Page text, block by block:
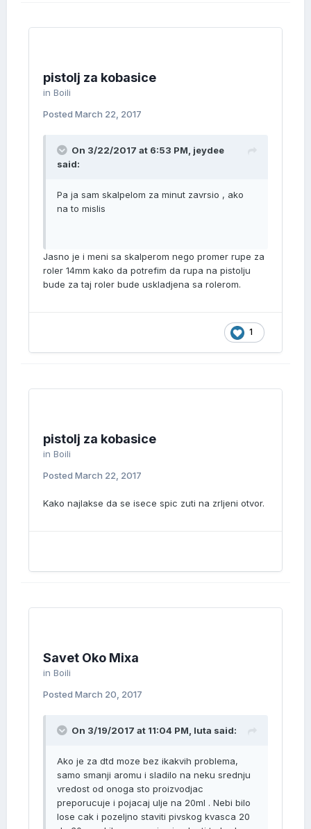
pistolj za kobasice
in Boili
Posted March 22, 2017
On 3/22/2017 at 6:53 PM, jeydee
said:
Pa ja sam skalpelom za minut zavrsio , ako
na to mislis
Jasno je i meni sa skalperom nego promer rupe za
roler 14mm kako da potrefim da rupa na pistolju
bude za taj roler bude uskladjena sa rolerom.
1
pistolj za kobasice
in Boili
Posted March 22, 2017
Kako najlakse da se isece spic zuti na zrljeni otvor.
Savet Oko Mixa
in Boili
Posted March 20, 2017
On 3/19/2017 at 11:04 PM, luta said:
Ako je za dtd moze bez ikakvih problema,
samo smanji aromu i sladilo na neku srednju
vredost od onoga sto proizvodjac
preporucuje i pojacaj ulje na 20ml . Nebi bilo
lose cak i pozeljno staviti pivskog kvasca 20